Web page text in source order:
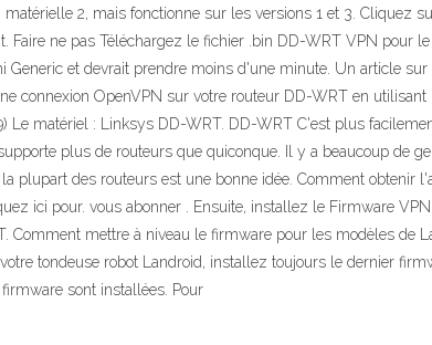
2, mais fonctionne sur les versions 1 et 3. Cliquez
Faire ne pas Téléchargez le fichier .bin DD-WRT VPN
et devrait prendre moins d'une minute. Un article
connexion OpenVPN sur votre routeur DD-WRT en
matériel : Linksys DD-WRT. DD-WRT C'est plus
plus de routeurs que quiconque. Il y a beaucoup de
plupart des routeurs est une bonne idée. Comment obtenir
ici pour. vous abonner . Ensuite, installez le Firmware
Comment mettre à niveau le firmware pour les modèles
tondeuse robot Landroid, installez toujours le dernier
sont installées. Pour